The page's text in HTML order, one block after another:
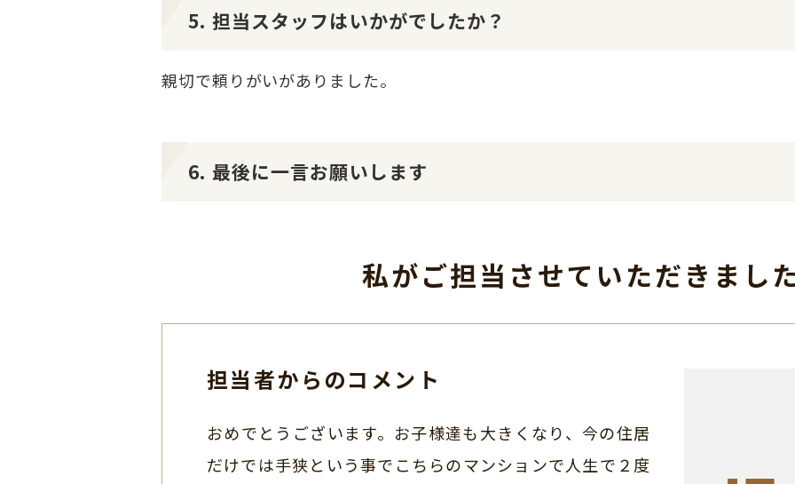
5. 担当スタッフはいかがでしたか？
親切で頼りがいがありました。
6. 最後に一言お願いします
私がご担当させていただきまし
担当者からのコメント
おめでとうございます。お子様達も大きくなり、今の住居
だけでは手狭という事でこちらのマンションで人生で２度